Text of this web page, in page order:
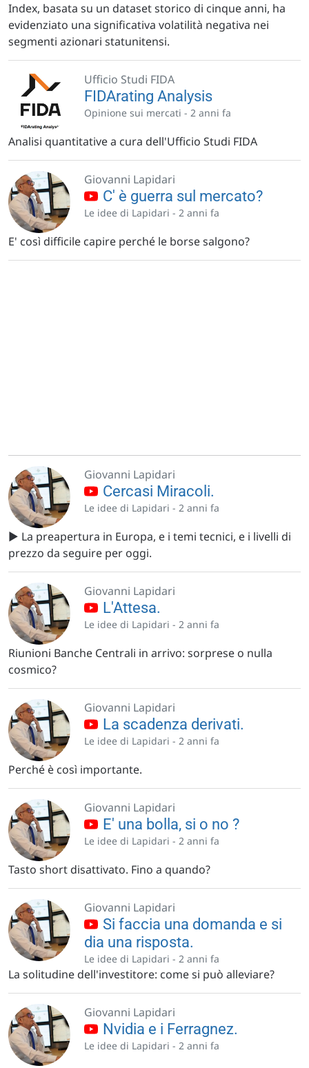
Index, basata su un dataset storico di cinque anni, ha
evidenziato una significativa volatilità negativa nei
segmenti azionari statunitensi.
Ufficio Studi FIDA
FIDArating Analysis
Opinione sui mercati - 2 anni fa
Analisi quantitative a cura dell'Ufficio Studi FIDA
Giovanni Lapidari
C' è guerra sul mercato?
Le idee di Lapidari - 2 anni fa
E' così difficile capire perché le borse salgono?
Giovanni Lapidari
Cercasi Miracoli.
Le idee di Lapidari - 2 anni fa
▶️ La preapertura in Europa, e i temi tecnici, e i livelli di
prezzo da seguire per oggi.
Giovanni Lapidari
L'Attesa.
Le idee di Lapidari - 2 anni fa
Riunioni Banche Centrali in arrivo: sorprese o nulla
cosmico?
Giovanni Lapidari
La scadenza derivati.
Le idee di Lapidari - 2 anni fa
Perché è così importante.
Giovanni Lapidari
E' una bolla, si o no ?
Le idee di Lapidari - 2 anni fa
Tasto short disattivato. Fino a quando?
Giovanni Lapidari
Si faccia una domanda e si
dia una risposta.
Le idee di Lapidari - 2 anni fa
La solitudine dell'investitore: come si può alleviare?
Giovanni Lapidari
Nvidia e i Ferragnez.
Le idee di Lapidari - 2 anni fa